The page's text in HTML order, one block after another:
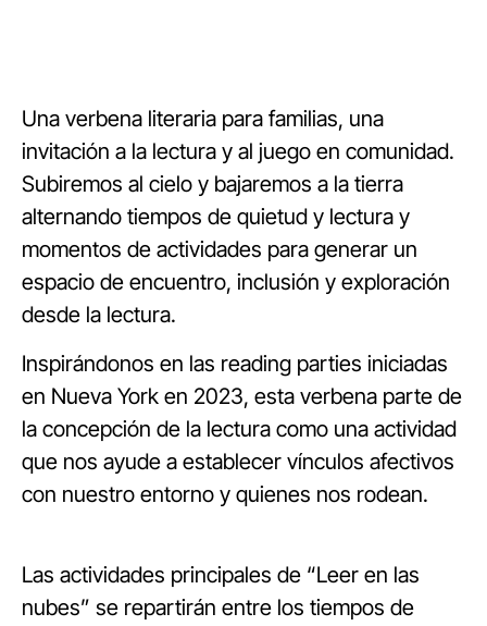
Una verbena literaria para familias, una
invitación a la lectura y al juego en comunidad.
Subiremos al cielo y bajaremos a la tierra
alternando tiempos de quietud y lectura y
momentos de actividades para generar un
espacio de encuentro, inclusión y exploración
desde la lectura.
Inspirándonos en las reading parties iniciadas
en Nueva York en 2023, esta verbena parte de
la concepción de la lectura como una actividad
que nos ayude a establecer vínculos afectivos
con nuestro entorno y quienes nos rodean.
Las actividades principales de “Leer en las
nubes” se repartirán entre los tiempos de